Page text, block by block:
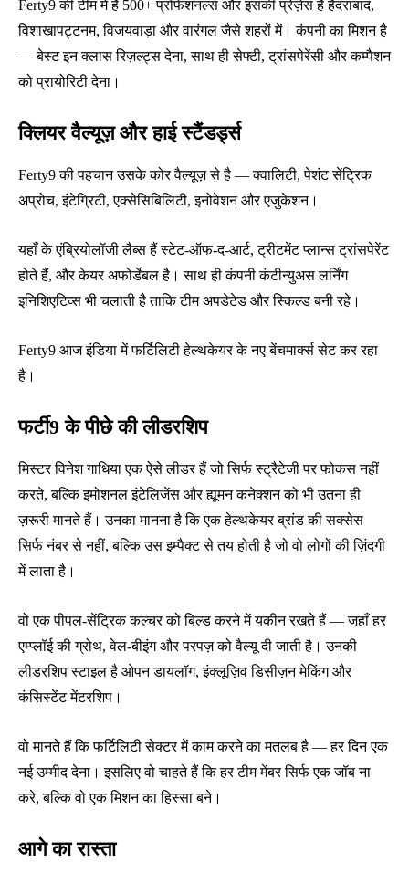
Ferty9 की टीम में हैं 500+ प्रोफेशनल्स और इसकी प्रेज़ेंस है हैदराबाद,
विशाखापट्टनम, विजयवाड़ा और वारंगल जैसे शहरों में। कंपनी का मिशन है
— बेस्ट इन क्लास रिज़ल्ट्स देना, साथ ही सेफ्टी, ट्रांसपेरेंसी और कम्पैशन
को प्रायोरिटी देना।
क्लियर वैल्यूज़ और हाई स्टैंडर्ड्स
Ferty9 की पहचान उसके कोर वैल्यूज़ से है — क्वालिटी, पेशंट सेंट्रिक
अप्रोच, इंटेग्रिटी, एक्सेसिबिलिटी, इनोवेशन और एजुकेशन।
यहाँ के एंब्रियोलॉजी लैब्स हैं स्टेट-ऑफ-द-आर्ट, ट्रीटमेंट प्लान्स ट्रांसपेरेंट
होते हैं, और केयर अफोर्डेबल है। साथ ही कंपनी कंटीन्युअस लर्निंग
इनिशिएटिव्स भी चलाती है ताकि टीम अपडेटेड और स्किल्ड बनी रहे।
Ferty9 आज इंडिया में फर्टिलिटी हेल्थकेयर के नए बेंचमार्क्स सेट कर रहा
है।
फर्टी9 के पीछे की लीडरशिप
मिस्टर विनेश गाधिया एक ऐसे लीडर हैं जो सिर्फ स्ट्रैटेजी पर फोकस नहीं
करते, बल्कि इमोशनल इंटेलिजेंस और ह्यूमन कनेक्शन को भी उतना ही
ज़रूरी मानते हैं। उनका मानना है कि एक हेल्थकेयर ब्रांड की सक्सेस
सिर्फ नंबर से नहीं, बल्कि उस इम्पैक्ट से तय होती है जो वो लोगों की ज़िंदगी
में लाता है।
वो एक पीपल-सेंट्रिक कल्चर को बिल्ड करने में यकीन रखते हैं — जहाँ हर
एम्प्लॉई की ग्रोथ, वेल-बीइंग और परपज़ को वैल्यू दी जाती है। उनकी
लीडरशिप स्टाइल है ओपन डायलॉग, इंक्लूज़िव डिसीज़न मेकिंग और
कंसिस्टेंट मेंटरशिप।
वो मानते हैं कि फर्टिलिटी सेक्टर में काम करने का मतलब है — हर दिन एक
नई उम्मीद देना। इसलिए वो चाहते हैं कि हर टीम मेंबर सिर्फ एक जॉब ना
करे, बल्कि वो एक मिशन का हिस्सा बने।
आगे का रास्ता